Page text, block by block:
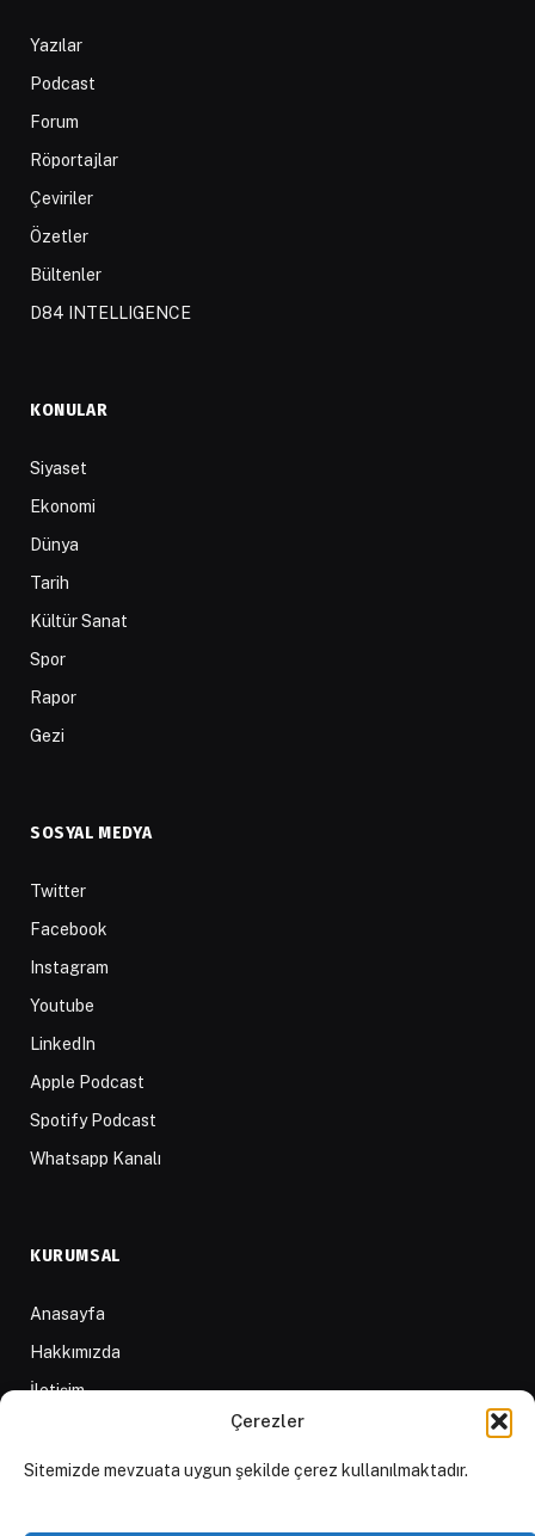
Çerezler
Sitemizde mevzuata uygun şekilde çerez kullanılmaktadır.
Yazılar
Podcast
Forum
Röportajlar
Çeviriler
Özetler
Bültenler
D84 INTELLIGENCE
KONULAR
Siyaset
Ekonomi
Dünya
Tarih
Kültür Sanat
Spor
Rapor
Gezi
SOSYAL MEDYA
Twitter
Facebook
Instagram
Youtube
LinkedIn
Apple Podcast
Spotify Podcast
Whatsapp Kanalı
KURUMSAL
Anasayfa
Hakkımızda
İletişim
D84 Yayınları